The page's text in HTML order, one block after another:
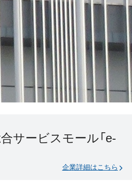
サービスモール「e-
企業詳細はこちら